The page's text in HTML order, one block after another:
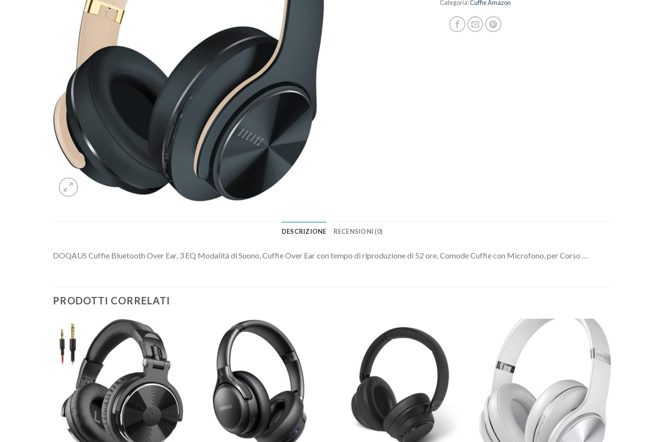
Categoria:Cuffie Amazon
DESCRIZIONE RECENSIONI (0)
DOQAUS Cuffie Bluetooth Over Ear, 3 EQ Modalità di Suono, Cuffie Over Ear con tempo di riproduzione di 52 ore, Comode Cuffie con Microfono, per Corso …
PRODOTTI CORRELATI